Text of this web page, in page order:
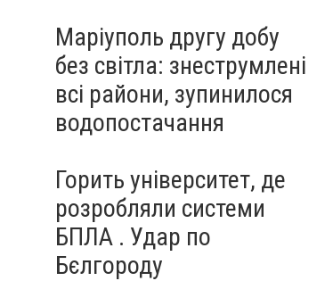
Маріуполь другу добу
без світла: знеструмлені
всі райони, зупинилося
водопостачання
Горить університет, де
розробляли системи
БПЛА . Удар по
Бєлгороду